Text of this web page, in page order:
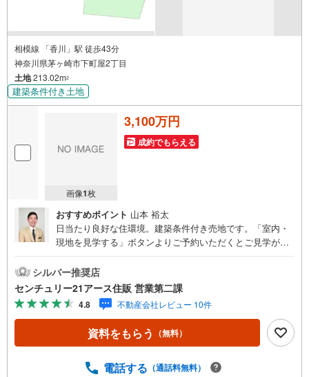
相模線 「香川」駅 徒歩43分
神奈川県茅ヶ崎市下町屋2丁目
土地213.02m2
建築条件付き土地
画像1枚
3,100万円
成約でもらえる
おすすめポイント 山本 裕太
日当たり良好な住環境。建築条件付き売地です。「室内・
現地を見学する」ボタンよりご予約いただくとご見学がス
ト】◆センチュリオン獲得店舗◆全国約970店舗あるセンチ
ュリー21のお店。その中でも、アメリカ本部が設ける一定
基準を満たした、上位4％しか受賞できない賞。それが「セ
ンチュリオン」です。弊社はそのセンチュリオンを2002年
から欠かすことなく取り続けております。◆住宅ローン相
談会◆お客様にあった無理のない住宅ローンの試算やご購
最大のお買い物になりますので、しっかりとした資金計画
シルバー推奨店
センチュリー21アース住販 営業第二課
4.8 不動産会社レビュー 10件
資料をもらう （無料）
電話する （通話料無料）